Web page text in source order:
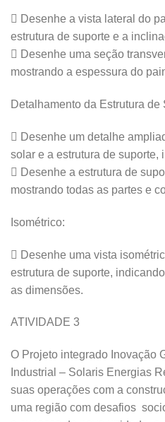
 Desenhe a vista lateral do
estrutura de suporte e a
 Desenhe uma seção
mostrando a espessura do
Detalhamento da Estrutura de
 Desenhe um detalhe
solar e a estrutura de suporte,
 Desenhe a estrutura de
mostrando todas as partes e
Isométrico:
 Desenhe uma vista
estrutura de suporte,
as dimensões.
ATIVIDADE 3
O Projeto integrado Inovação
Industrial – Solaris Energias
suas operações com a
uma região com desafios